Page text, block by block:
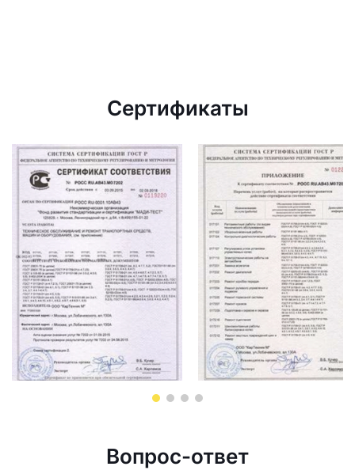
Сертификаты
Вопрос-ответ